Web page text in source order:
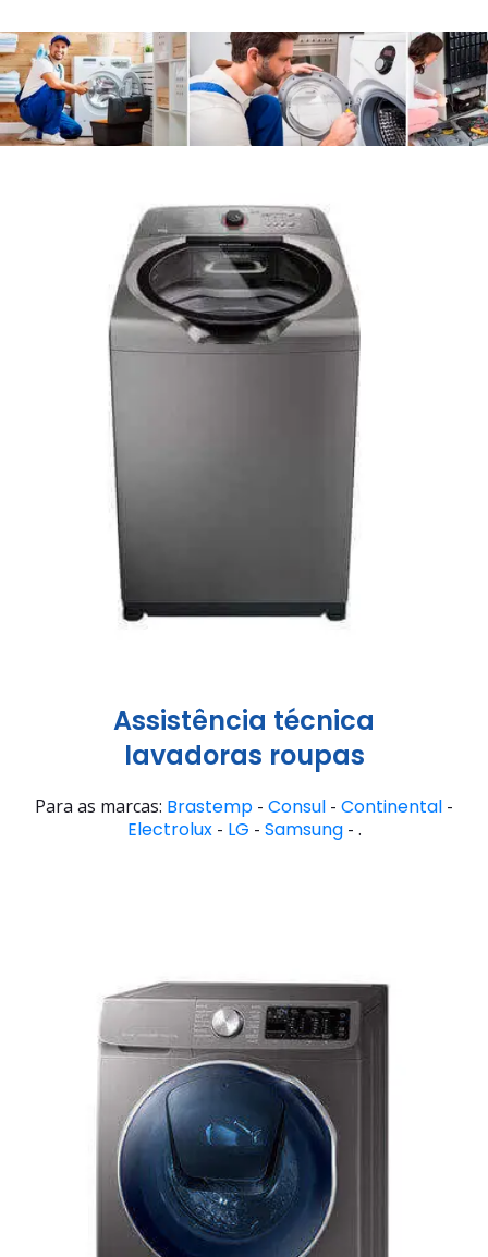
Assistência técnica
lavadoras roupas
Para as marcas: Brastemp - Consul - Continental -
Electrolux- LG - Samsung- .